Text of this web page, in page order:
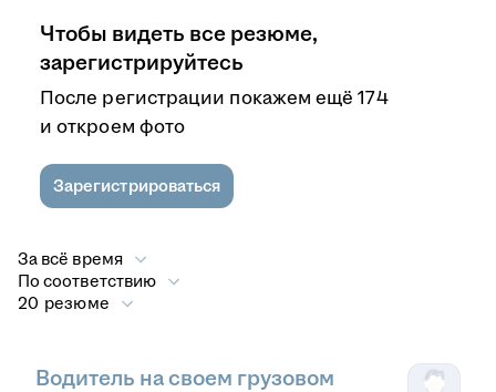
Чтобы видеть все резюме,
зарегистрируйтесь
После регистрации покажем ещё 174
и откроем фото
Зарегистрироваться
За всё время
По соответствию
20 резюме
Водитель на своем грузовом